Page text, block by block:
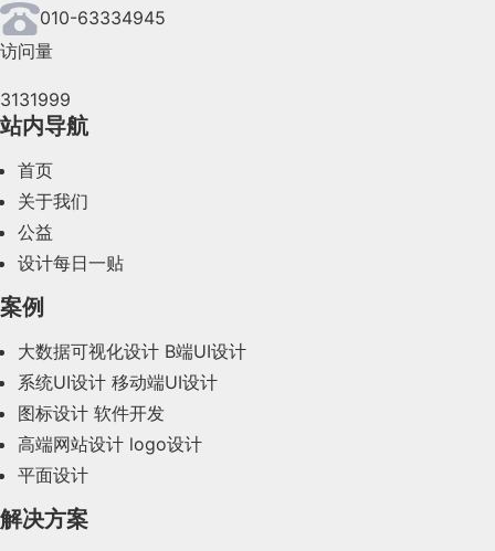
2024年6月(63)
2024年4月(44)
2024年2月(58)
2023年10月(14)
2023年8月(88)
2023年7月(62)
010-63334945
访问量
3131999
站内导航
首页
关于我们
公益
设计每日一贴
案例
大数据可视化设计 B端UI设计
系统UI设计 移动端UI设计
图标设计 软件开发
高端网站设计 logo设计
平面设计
解决方案